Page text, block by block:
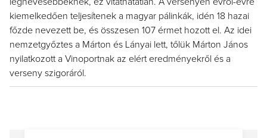
kiemelkedően teljesítenek a magyar pálinkák, idén 18 hazai
főzde nevezett be, és összesen 107 érmet hozott el. Az idei
nemzetgyőztes a Márton és Lányai lett, tőlük Márton János
nyilatkozott a Vinoportnak az elért eredményekről és a
verseny szigoráról.